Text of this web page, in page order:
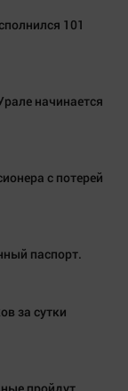
101
начинается
с потерей
паспорт.
за сутки